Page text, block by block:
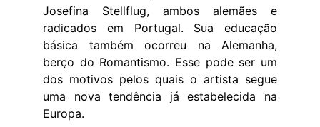
Josefina Stellflug, ambos alemães e
radicados em Portugal. Sua educação
básica também ocorreu na Alemanha,
berço do Romantismo. Esse pode ser um
dos motivos pelos quais o artista segue
uma nova tendência já estabelecida na
Europa.